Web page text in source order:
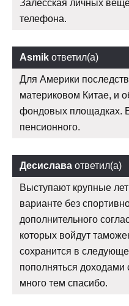
Залесская личных
телефона.
Asmik ответил(а)
Для Америки
материковом Китае, и
фондовых площадках.
пенсионного.
Десислава ответил(а)
Выступают крупные
варианте без
дополнительного
которых войдут
сохранится в
пополняться доходами
много тем спасибо.